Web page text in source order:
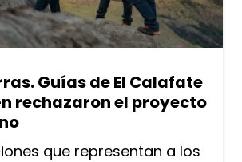
Guías de El Calafate
rechazaron el proyecto
que representan a los